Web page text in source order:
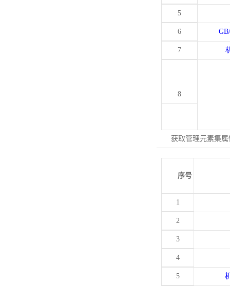
5
6
7
8
获取管理元素集
序号
1
2
3
4
5